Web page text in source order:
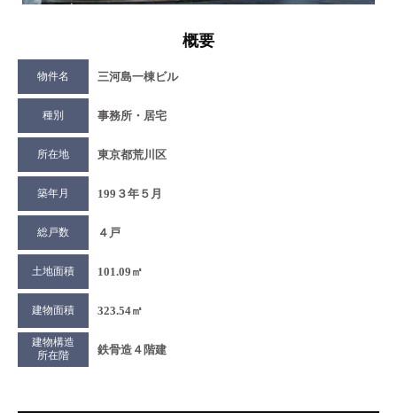
概要
物件名 三河島一棟ビル
種別 事務所・居宅
所在地 東京都荒川区
築年月 199３年５月
総戸数 ４戸
土地面積 101.09㎡
建物面積 323.54㎡
建物構造
所在階
鉄骨造４階建